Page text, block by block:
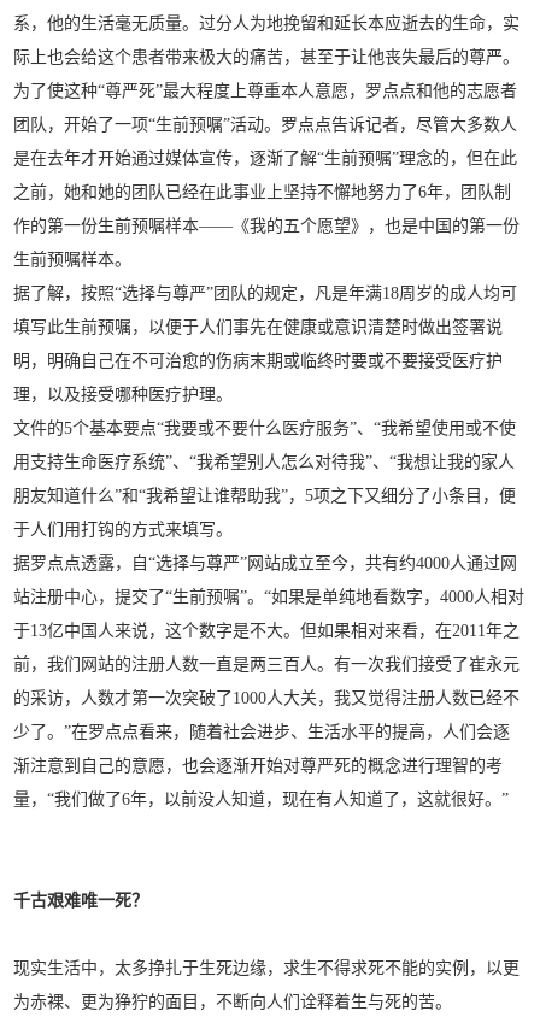
系，他的生活毫无质量。过分人为地挽留和延长本应逝去的生命，实
际上也会给这个患者带来极大的痛苦，甚至于让他丧失最后的尊严。
为了使这种“尊严死”最大程度上尊重本人意愿，罗点点和他的志愿者
团队，开始了一项“生前预嘱”活动。罗点点告诉记者，尽管大多数人
是在去年才开始通过媒体宣传，逐渐了解“生前预嘱”理念的，但在此
之前，她和她的团队已经在此事业上坚持不懈地努力了6年，团队制
作的第一份生前预嘱样本——《我的五个愿望》，也是中国的第一份
生前预嘱样本。
据了解，按照“选择与尊严”团队的规定，凡是年满18周岁的成人均可
填写此生前预嘱，以便于人们事先在健康或意识清楚时做出签署说
明，明确自己在不可治愈的伤病末期或临终时要或不要接受医疗护
理，以及接受哪种医疗护理。
文件的5个基本要点“我要或不要什么医疗服务”、“我希望使用或不使
用支持生命医疗系统”、“我希望别人怎么对待我”、“我想让我的家人
朋友知道什么”和“我希望让谁帮助我”，5项之下又细分了小条目，便
于人们用打钩的方式来填写。
据罗点点透露，自“选择与尊严”网站成立至今，共有约4000人通过网
站注册中心，提交了“生前预嘱”。“如果是单纯地看数字，4000人相对
于13亿中国人来说，这个数字是不大。但如果相对来看，在2011年之
前，我们网站的注册人数一直是两三百人。有一次我们接受了崔永元
的采访，人数才第一次突破了1000人大关，我又觉得注册人数已经不
少了。”在罗点点看来，随着社会进步、生活水平的提高，人们会逐
渐注意到自己的意愿，也会逐渐开始对尊严死的概念进行理智的考
量，“我们做了6年，以前没人知道，现在有人知道了，这就很好。”
千古艰难唯一死？
现实生活中，太多挣扎于生死边缘，求生不得求死不能的实例，以更
为赤裸、更为狰狞的面目，不断向人们诠释着生与死的苦。